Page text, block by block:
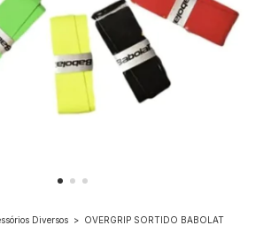
Diversos > OVERGRIP SORTIDO BABOLAT